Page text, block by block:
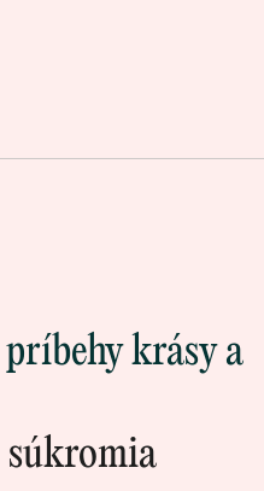
súkromia
krásy a